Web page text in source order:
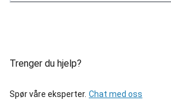
Trenger du hjelp?
Spør våre eksperter. Chat med oss